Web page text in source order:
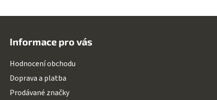
Informace pro vás
Hodnocení obchodu
Doprava a platba
Prodávané značky